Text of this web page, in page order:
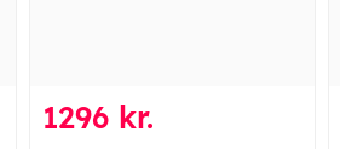
1296 kr.